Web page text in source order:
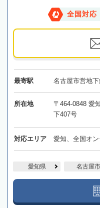
全国対応
最寄駅 名古屋市営地
所在地
〒464-0848 愛
下407号
対応エリア 愛知、全国オ
愛知県 名古屋市